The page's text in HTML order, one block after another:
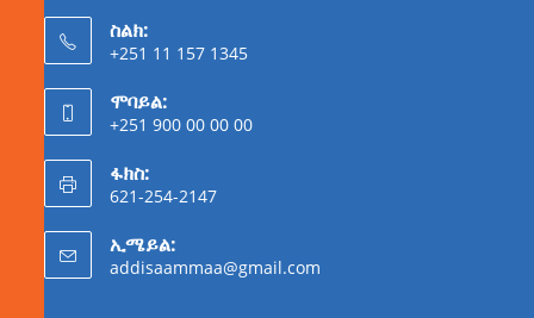
ስልክ:
+251 11 157 1345
ሞባይል:
+251 900 00 00 00
ፋክስ:
621-254-2147
ኢሜይል:
addisaammaa@gmail.com